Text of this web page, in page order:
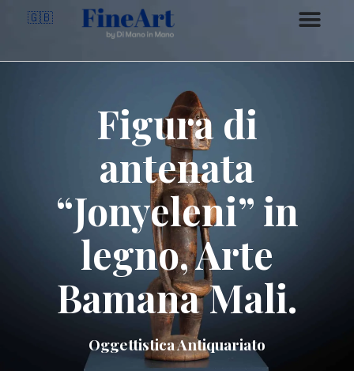
🇬🇧
Figura di
antenata
“Jonyeleni” in
legno, Arte
Bamana Mali.
Oggettistica Antiquariato